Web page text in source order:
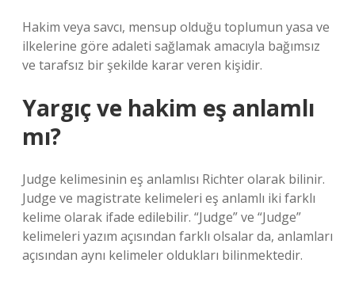
Hakim veya savcı, mensup olduğu toplumun yasa ve
ilkelerine göre adaleti sağlamak amacıyla bağımsız
ve tarafsız bir şekilde karar veren kişidir.
Yargıç ve hakim eş anlamlı
mı?
Judge kelimesinin eş anlamlısı Richter olarak bilinir.
Judge ve magistrate kelimeleri eş anlamlı iki farklı
kelime olarak ifade edilebilir. “Judge” ve “Judge”
kelimeleri yazım açısından farklı olsalar da, anlamları
açısından aynı kelimeler oldukları bilinmektedir.